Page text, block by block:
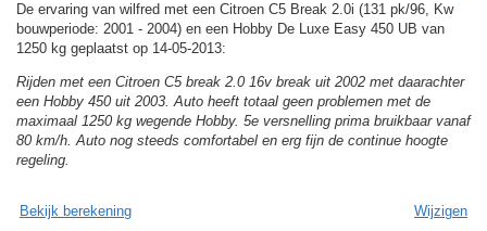
De ervaring van wilfred met een Citroen C5 Break 2.0i (131 pk/96, Kw
bouwperiode: 2001 - 2004) en een Hobby De Luxe Easy 450 UB van
1250 kg geplaatst op 14-05-2013:
Rijden met een Citroen C5 break 2.0 16v break uit 2002 met daarachter
een Hobby 450 uit 2003. Auto heeft totaal geen problemen met de
maximaal 1250 kg wegende Hobby. 5e versnelling prima bruikbaar vanaf
80 km/h. Auto nog steeds comfortabel en erg fijn de continue hoogte
regeling.
Bekijk berekening Wijzigen